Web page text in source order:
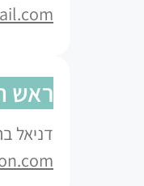
ראש
דניאל